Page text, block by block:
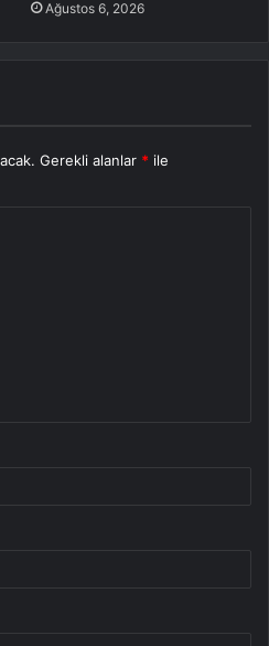
Ağustos 6, 2026
Gerekli alanlar * ile